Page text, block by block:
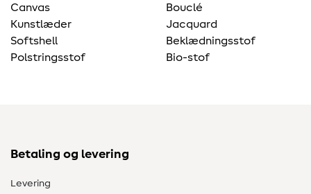
Canvas
Kunstlæder
Softshell
Polstringsstof
Bouclé
Jacquard
Beklædningsstof
Bio-stof
Betaling og levering
Levering